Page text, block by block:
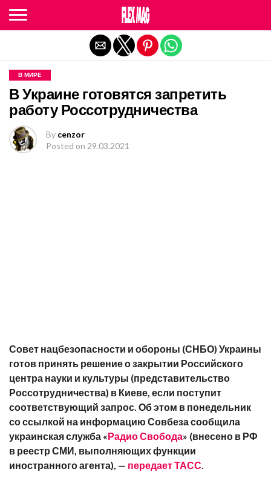
В МИРЕ
В Украине готовятся запретить
работу Россотрудничества
By cenzor
Posted on 29.03.2021
Совет нацбезопасности и обороны (СНБО) Украины
готов принять решение о закрытии Российского
центра науки и культуры (представительство
Россотрудничества) в Киеве, если поступит
соответствующий запрос. Об этом в понедельник
со ссылкой на информацию Совбеза сообщила
украинская служба «Радио Свобода» (внесено в РФ
в реестр СМИ, выполняющих функции
иностранного агента), — передает ТАСС
Exit mobile version